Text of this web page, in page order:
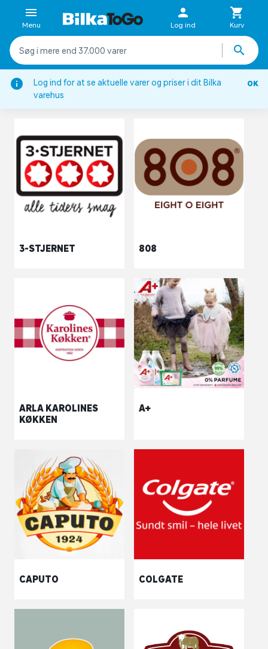
Log ind for at se aktuelle varer og priser i dit Bilka
varehus
OK
Menu Log ind Kurv
Forside Inspiration Brands
BRANDS
3-STJERNET 808
ARLA KAROLINES
KØKKEN
A+
CAPUTO COLGATE